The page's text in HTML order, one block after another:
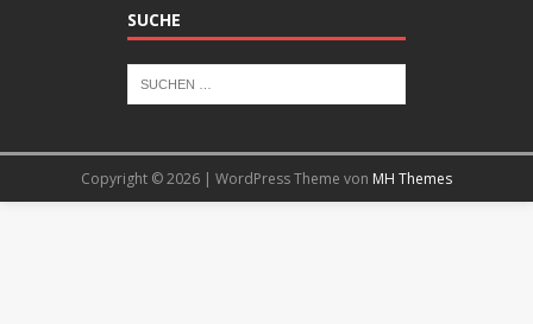
SUCHE
Copyright © 2026 | WordPress Theme von MH Themes